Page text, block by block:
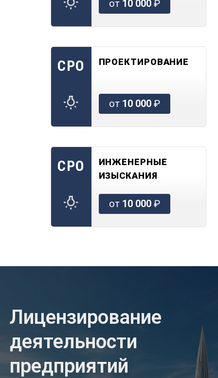
от 10 000₽
СРО ПРОЕКТИРОВАНИЕ
от 10 000₽
СРО
ИНЖЕНЕРНЫЕ
ИЗЫСКАНИЯ
от 10 000₽
Лицензирование
деятельности
предприятий